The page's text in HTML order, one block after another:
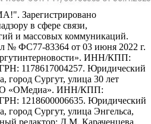
Зарегистрировано
в сфере связи,
и массовых коммуникаций.
№ ФС77-83364 от 03 июня 2022 г.
ИНН/КПП:
1178617004257. Юридический
Сургут, улица 30 лет
«ОМедиа». ИНН/КПП:
1218600006635. Юридический
Сургут, улица Энгельса,
редактор: Д.М. Караченцева,